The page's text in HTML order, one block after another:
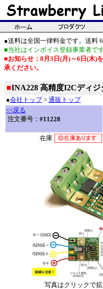
●送料は全国一律料金です。送料
■当社はインボイス登録事業者で
■お知らせ：8月3日(月)～6日(木)
承ください。
■INA228 高精度I2Cディ
●会社トップ> 通販トップ
<<戻る
注文番号： #11228
在庫
写真はクリックで